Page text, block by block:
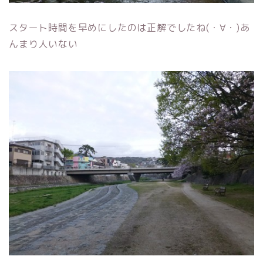
スタート時間を早めにしたのは正解でしたね(・∀・)あ
んまり人いない